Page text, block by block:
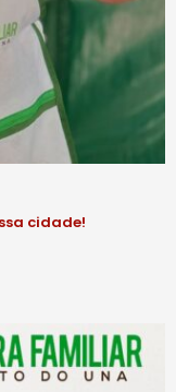
cidade!